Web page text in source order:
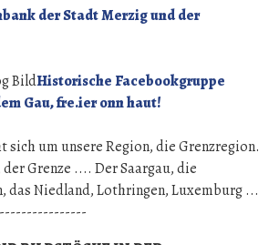
der Stadt Merzig und der
Historische Facebookgruppe
Gau, fre.ier onn haut!
sich um unsere Region, die Grenzregion.
Grenze .... Der Saargau, die
das Niedland, Lothringen, Luxemburg ...